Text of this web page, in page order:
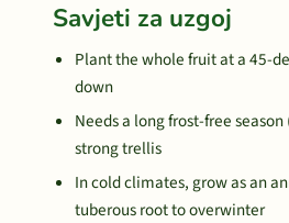
Savjeti za uzgoj
Plant the whole fruit at a 45-
down
Needs a long frost-free
strong trellis
In cold climates, grow as an
tuberous root to overwinter